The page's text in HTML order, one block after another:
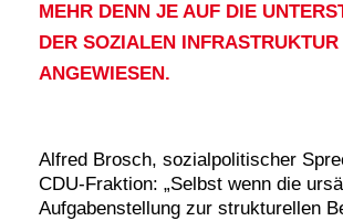
MEHR DENN JE AUF DIE
DER SOZIALEN INFRASTRUKTUR
ANGEWIESEN.
Alfred Brosch, sozialpolitischer
CDU-Fraktion: „Selbst wenn die
Aufgabenstellung zur strukturellen